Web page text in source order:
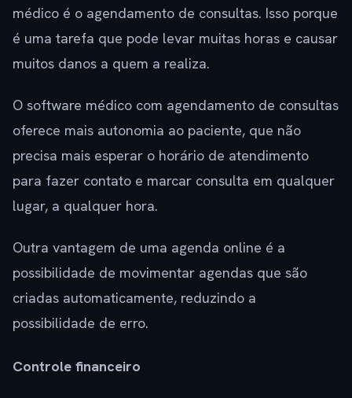
médico é o agendamento de consultas. Isso porque
é uma tarefa que pode levar muitas horas e causar
muitos danos a quem a realiza.
O software médico com agendamento de consultas
oferece mais autonomia ao paciente, que não
precisa mais esperar o horário de atendimento
para fazer contato e marcar consulta em qualquer
lugar, a qualquer hora.
Outra vantagem de uma agenda online é a
possibilidade de movimentar agendas que são
criadas automaticamente, reduzindo a
possibilidade de erro.
Controle financeiro